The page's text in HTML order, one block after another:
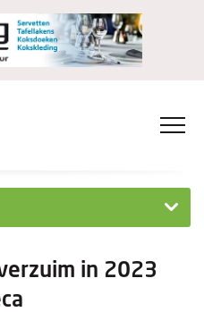
in 2023